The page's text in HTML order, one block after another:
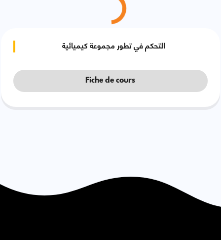
التحكم في تطور مجموعة كيميائية
Fiche de cours